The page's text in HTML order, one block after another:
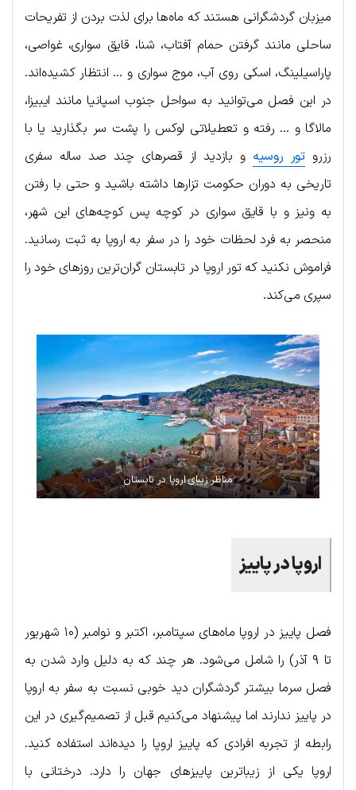
میزبان گردشگرانی هستند که ماه‌ها برای لذت بردن از تفریحات
ساحلی مانند گرفتن حمام آفتاب، شنا، قایق سواری، غواصی،
پاراسیلینگ، اسکی روی آب، موج سواری و … انتظار کشیده‌اند.
در این فصل می‌توانید به سواحل جنوب اسپانیا مانند ایبیزا،
مالاگا و … رفته و تعطیلاتی لوکس را پشت سر بگذارید یا با
رزروتور روسیه و بازدید از قصرهای چند صد ساله سفری
تاریخی به دوران حکومت تزارها داشته باشید و حتی با رفتن
به ونیز و با قایق سواری در کوچه پس کوچه‌های این شهر،
منحصر به فرد لحظات خود را در سفر به اروپا به ثبت رسانید.
فراموش نکنید که تور اروپا در تابستان گران‌ترین روزهای خود را
سپری می‌کند.
مناظر زیبای اروپا در تابستان
اروپا در پاییز
فصل پاییز در اروپا ماه‌های سپتامبر، اکتبر و نوامبر (۱۰ شهریور
تا ۹ آذر) را شامل می‌شود. هر چند که به دلیل وارد شدن به
فصل سرما بیشتر گردشگران دید خوبی نسبت به سفر به اروپا
در پاییز ندارند اما پیشنهاد می‌کنیم قبل از تصمیم‌گیری در این
رابطه از تجربه افرادی که پاییز اروپا را دیده‌اند استفاده کنید.
اروپا یکی از زیباترین پاییزهای جهان را دارد. درختانی با